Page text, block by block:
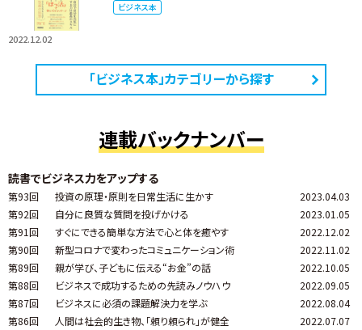
2022.12.02
ビジネス本
「ビジネス本」カテゴリーから探す
連載バックナンバー
読書でビジネス力をアップする
第93回 投資の原理・原則を日常生活に生かす
2023.04.03
第92回
自分に良質な質問を投げかける
2023.01.05
第91回
すぐにできる簡単な方法で心と体を癒やす
2022.12.02
第90回
新型コロナで変わったコミュニケーション術
2022.11.02
第89回
親が学び、子どもに伝える“お金”の話
2022.10.05
第88回
ビジネスで成功するための先読みノウハウ
2022.09.05
第87回
ビジネスに必須の課題解決力を学ぶ
2022.08.04
第86回
人間は社会的生き物、「頼り頼られ」が健全
2022.07.07